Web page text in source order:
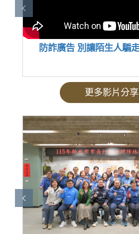
防詐廣告 別讓陌生人騙
更多影片分享